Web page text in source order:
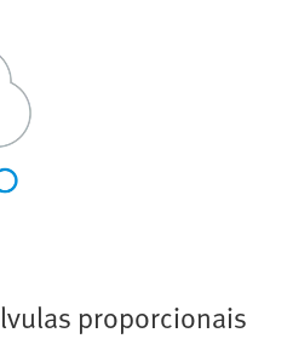
proporcionais